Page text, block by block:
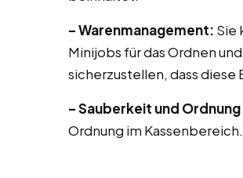
– Warenmanagement: Sie
Minijobs für das Ordnen
sicherzustellen, dass
– Sauberkeit und
Ordnung im Kassenbereich.